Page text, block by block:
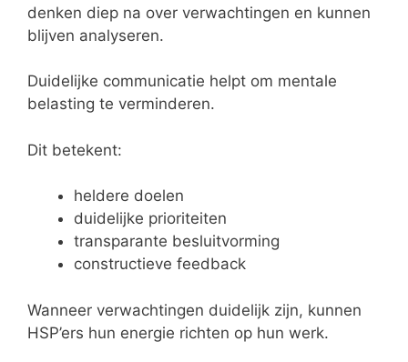
denken diep na over verwachtingen en kunnen
blijven analyseren.
Duidelijke communicatie helpt om mentale
belasting te verminderen.
Dit betekent:
heldere doelen
duidelijke prioriteiten
transparante besluitvorming
constructieve feedback
Wanneer verwachtingen duidelijk zijn, kunnen
HSP’ers hun energie richten op hun werk.